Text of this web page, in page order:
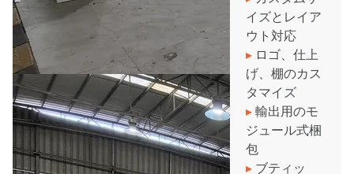
イズとレイア
ウト対応
▸ ロゴ、仕上
げ、棚のカス
タマイズ
▸ 輸出用のモ
ジュール式梱
包
▸ ブティッ